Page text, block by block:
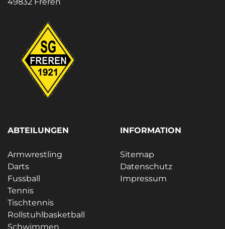
ABTEILUNGEN
Armwrestling
Darts
Fussball
Tennis
Tischtennis
Rollstuhlbasketball
Schwimmen
INFORMATION
Sitemap
Datenschutz
Impressum